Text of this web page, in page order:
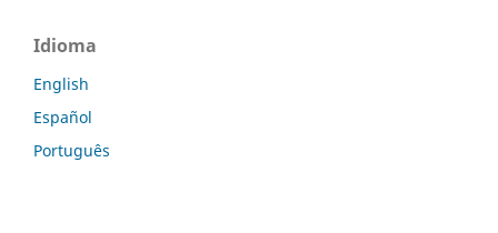
Idioma
English
Español
Português